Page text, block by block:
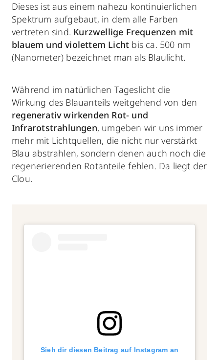
Dieses ist aus einem nahezu kontinuierlichen
Spektrum aufgebaut, in dem alle Farben
vertreten sind. Kurzwellige Frequenzen mit
blauem und violettem Licht bis ca. 500 nm
(Nanometer) bezeichnet man als Blaulicht.
Während im natürlichen Tageslicht die
Wirkung des Blauanteils weitgehend von den
regenerativ wirkenden Rot- und
Infrarotstrahlungen, umgeben wir uns immer
mehr mit Lichtquellen, die nicht nur verstärkt
Blau abstrahlen, sondern denen auch noch die
regenerierenden Rotanteile fehlen. Da liegt der
Clou.
Sieh dir diesen Beitrag auf Instagram an